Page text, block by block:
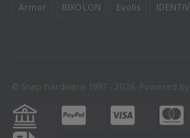
Armor BIXOLON Evolis IDENTIV
© Snap hardware 1997 - 2026. Powered by